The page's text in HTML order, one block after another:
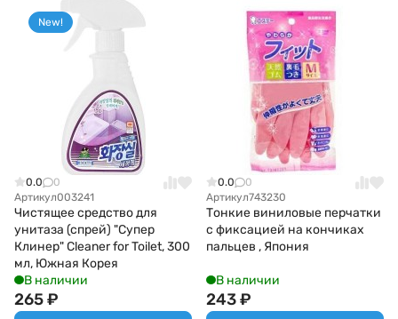
New!
0.0
0
Артикул003241
Чистящее средство для
унитаза (спрей) "Супер
Клинер" Cleaner for Toilet, 300
мл, Южная Корея
В наличии
265₽
0.0
0
Артикул743230
Тонкие виниловые перчатки
с фиксацией на кончиках
пальцев , Япония
В наличии
243₽